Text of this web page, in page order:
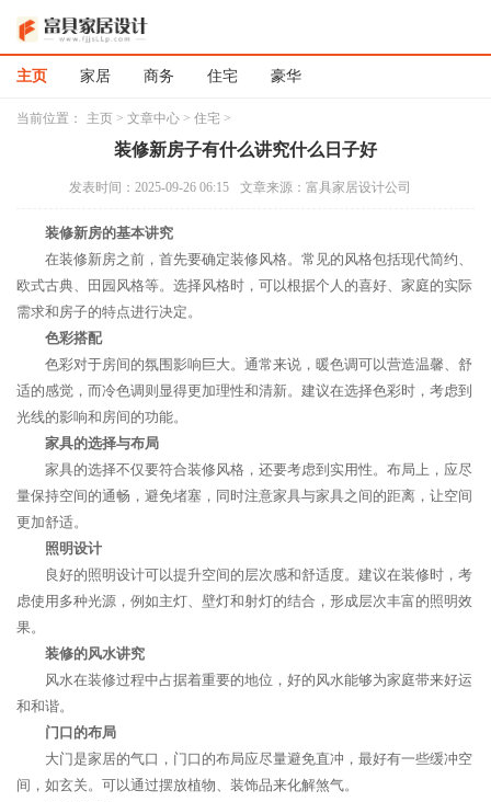
主页 家居 商务 住宅 豪华
当前位置： 主页 > 文章中心 > 住宅 >
装修新房子有什么讲究什么日子好
发表时间：2025-09-26 06:15 文章来源：富具家居设计公司
装修新房的基本讲究
在装修新房之前，首先要确定装修风格。常见的风格包括现代简约、
欧式古典、田园风格等。选择风格时，可以根据个人的喜好、家庭的实际
需求和房子的特点进行决定。
色彩搭配
色彩对于房间的氛围影响巨大。通常来说，暖色调可以营造温馨、舒
适的感觉，而冷色调则显得更加理性和清新。建议在选择色彩时，考虑到
光线的影响和房间的功能。
家具的选择与布局
家具的选择不仅要符合装修风格，还要考虑到实用性。布局上，应尽
量保持空间的通畅，避免堵塞，同时注意家具与家具之间的距离，让空间
更加舒适。
照明设计
良好的照明设计可以提升空间的层次感和舒适度。建议在装修时，考
虑使用多种光源，例如主灯、壁灯和射灯的结合，形成层次丰富的照明效
果。
装修的风水讲究
风水在装修过程中占据着重要的地位，好的风水能够为家庭带来好运
和和谐。
门口的布局
大门是家居的气口，门口的布局应尽量避免直冲，最好有一些缓冲空
间，如玄关。可以通过摆放植物、装饰品来化解煞气。